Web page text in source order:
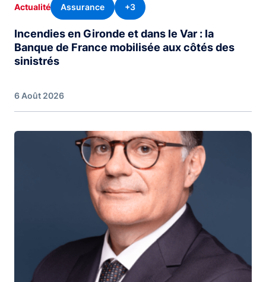
Actualité Assurance +3
Incendies en Gironde et dans le Var : la
Banque de France mobilisée aux côtés des
sinistrés
6 Août 2026
Image